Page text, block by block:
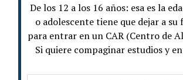
De los 12 a los 16 años: esa es la
o adolescente tiene que dejar a su
para entrar en un CAR (Centro de
Si quiere compaginar estudios y